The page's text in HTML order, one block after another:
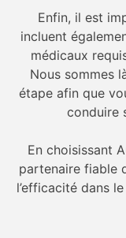
Enfin, il est
incluent
médicaux
Nous sommes
étape afin que
conduire
En choisissant
partenaire fiable
l’efficacité dans